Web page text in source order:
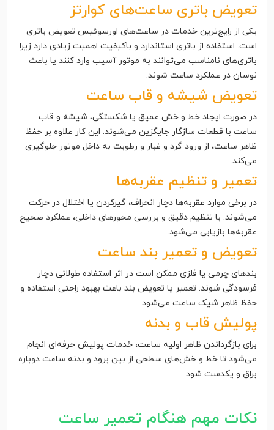
تعویض باتری ساعت‌های کوارتز
یکی از رایج‌ترین خدمات در ساعت‌های اورسوئیس تعویض باتری
است. استفاده از باتری استاندارد و باکیفیت اهمیت زیادی دارد زیرا
باتری‌های نامناسب می‌توانند به موتور آسیب وارد کنند یا باعث
نوسان در عملکرد ساعت شوند.
تعویض شیشه و قاب ساعت
در صورت ایجاد خط و خش عمیق یا شکستگی، شیشه و قاب
ساعت با قطعات سازگار جایگزین می‌شوند. این کار علاوه بر حفظ
ظاهر ساعت، از ورود گرد و غبار و رطوبت به داخل موتور جلوگیری
می‌کند.
تعمیر و تنظیم عقربه‌ها
در برخی موارد عقربه‌ها دچار انحراف، گیرکردن یا اختلال در حرکت
می‌شوند. با تنظیم دقیق و بررسی محورهای داخلی، عملکرد صحیح
عقربه‌ها بازیابی می‌شود.
تعویض و تعمیر بند ساعت
بندهای چرمی یا فلزی ممکن است در اثر استفاده طولانی دچار
فرسودگی شوند. تعمیر یا تعویض بند باعث بهبود راحتی استفاده و
حفظ ظاهر شیک ساعت می‌شود.
پولیش قاب و بدنه
برای بازگرداندن ظاهر اولیه ساعت، خدمات پولیش حرفه‌ای انجام
می‌شود تا خط و خش‌های سطحی از بین برود و بدنه ساعت دوباره
براق و یکدست شود.
نکات مهم هنگام تعمیر ساعت